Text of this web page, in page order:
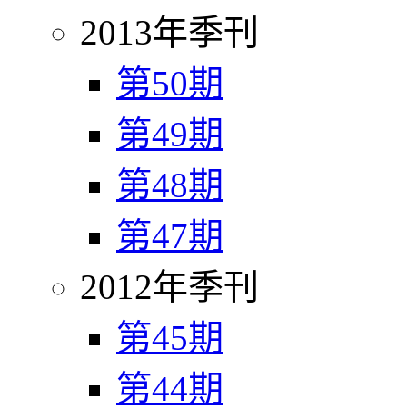
2013年季刊
第50期
第49期
第48期
第47期
2012年季刊
第45期
第44期